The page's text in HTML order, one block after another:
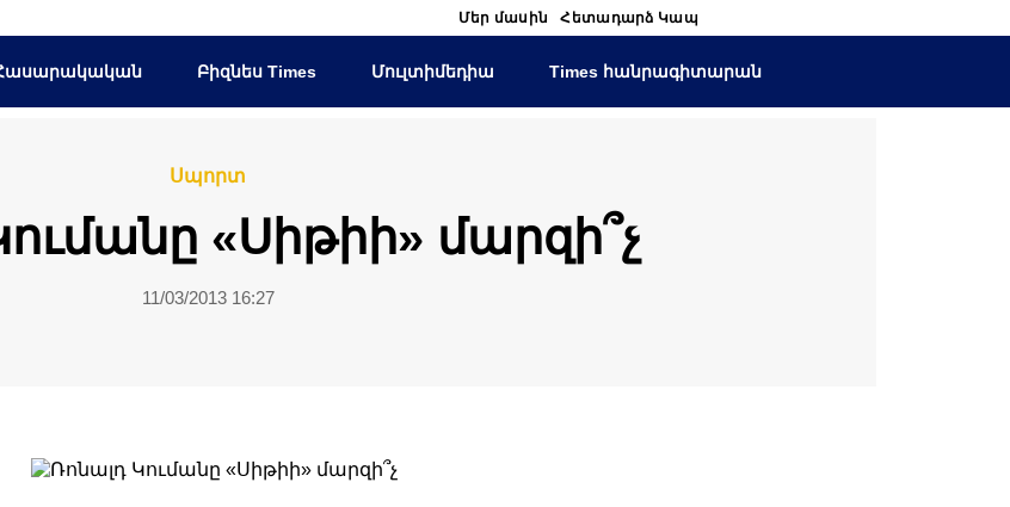
Մեր մասին Հետադարձ Կապ
Բիզնես Times Մուլտիմեդիա Times հանրագիտարան
Սպորտ
«Սիթիի» մարզի՞չ
11/03/2013 16:27